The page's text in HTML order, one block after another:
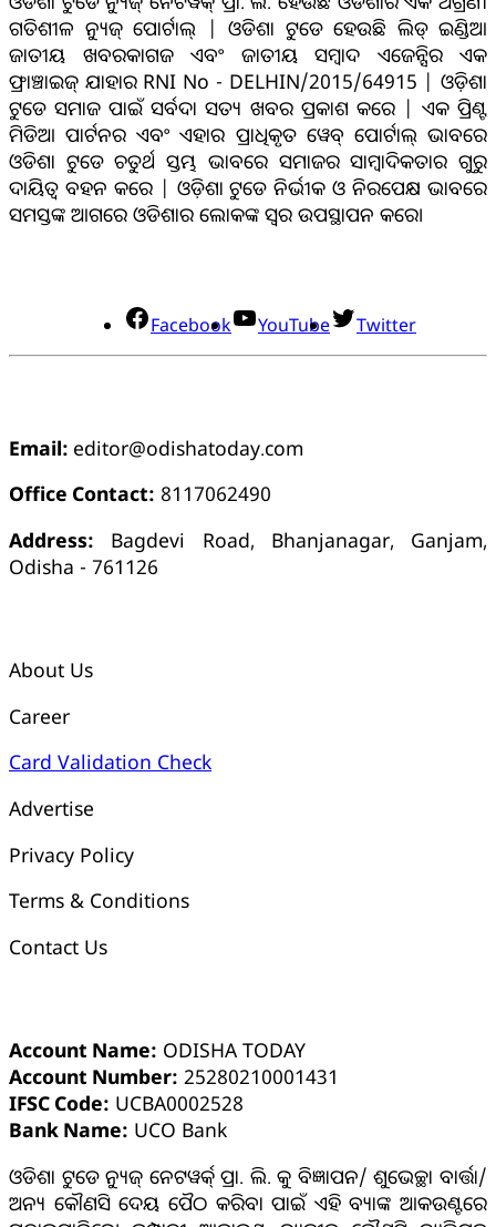
ଗତିଶୀଳ ନ୍ୟୁଜ୍ ପୋର୍ଟାଲ୍ | ଓଡିଶା ଟୁଡେ ହେଉଛି ଲିଡ୍ ଇଣ୍ଡିଆ
ଜାତୀୟ ଖବରକାଗଜ ଏବଂ ଜାତୀୟ ସମ୍ବାଦ ଏଜେନ୍ସିର ଏକ
ଫ୍ରାଞ୍ଚାଇଜ୍ ଯାହାର RNI No - DELHIN/2015/64915 | ଓଡ଼ିଶା
ଟୁଡେ ସମାଜ ପାଇଁ ସର୍ବଦା ସତ୍ୟ ଖବର ପ୍ରକାଶ କରେ | ଏକ ପ୍ରିଣ୍ଟ
ମିଡିଆ ପାର୍ଟନର ଏବଂ ଏହାର ପ୍ରାଧିକୃତ ୱେବ୍ ପୋର୍ଟାଲ୍ ଭାବରେ
ଓଡିଶା ଟୁଡେ ଚତୁର୍ଥ ସ୍ତମ୍ଭ ଭାବରେ ସମାଜର ସାମ୍ବାଦିକତାର ଗୁରୁ
ଦାୟିତ୍ବ ବହନ କରେ | ଓଡ଼ିଶା ଟୁଡେ ନିର୍ଭୀକ ଓ ନିରପେକ୍ଷ ଭାବରେ
ସମସ୍ତଙ୍କ ଆଗରେ ଓଡିଶାର ଲୋକଙ୍କ ସ୍ୱର ଉପସ୍ଥାପନ କରେ।
Facebook YouTube Twitter
Email: editor@odishatoday.com
Office Contact: 8117062490
Address: Bagdevi Road, Bhanjanagar, Ganjam,
Odisha - 761126
About Us
Career
Card Validation Check
Advertise
Privacy Policy
Terms & Conditions
Contact Us
Account Name: ODISHA TODAY
Account Number: 25280210001431
IFSC Code: UCBA0002528
Bank Name: UCO Bank
ଓଡିଶା ଟୁଡେ ନ୍ୟୁଜ୍ ନେଟୱର୍କ୍ ପ୍ରା. ଲି. କୁ ବିଜ୍ଞାପନ/ ଶୁଭେଚ୍ଛା ବାର୍ତ୍ତା/
ଅନ୍ୟ କୌଣସି ଦେୟ ପୈଠ କରିବା ପାଇଁ ଏହି ବ୍ୟାଙ୍କ ଆକଉଣ୍ଟରେ